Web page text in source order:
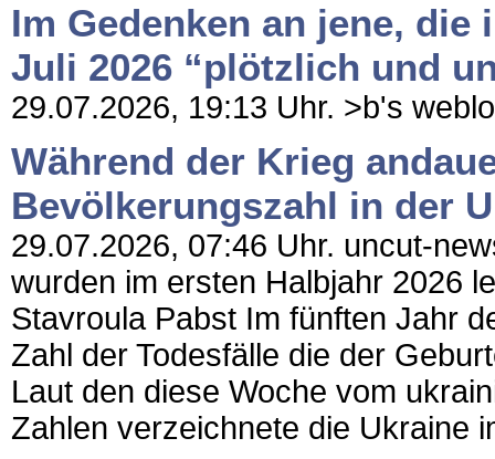
Im Gedenken an jene, die
Juli 2026 “plötzlich und
29.07.2026, 19:13 Uhr. >b's
Während der Krieg
Bevölkerungszahl in der
29.07.2026, 07:46 Uhr. uncut-
wurden im ersten Halbjahr 2026
Stavroula Pabst Im fünften Jahr
Zahl der Todesfälle die der
Laut den diese Woche vom
Zahlen verzeichnete die Ukraine